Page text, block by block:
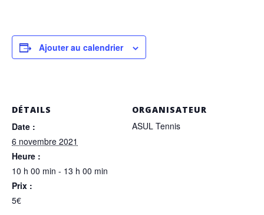
Ajouter au calendrier
DÉTAILS
Date :
6 novembre 2021
Heure :
10 h 00 min - 13 h 00 min
Prix :
5€
ORGANISATEUR
ASUL Tennis